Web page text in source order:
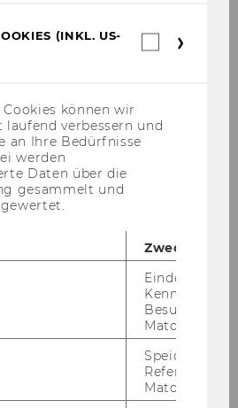
America
(INKL. US-
können wir
laufend verbessern und
an Ihre Bedürfnisse
werden
Daten über die
gesammelt und
Zweck
Eindeutige
Besuchers
Matomo.
Speicherung
Referrers
Matomo.